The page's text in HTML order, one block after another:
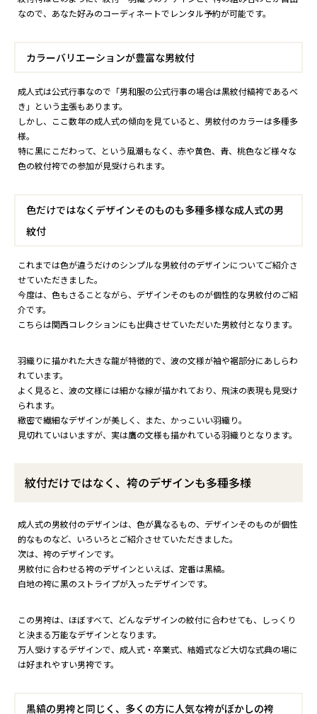
なので、あなた好みのコーディネートでレンタル予約が可能です。
カラーバリエーションが豊富な男紋付
成人式は公式行事なので「男和服の公式行事の場合は黒紋付縞袴であるべ
き」という主張もあります。
しかし、ここ数年の成人式の傾向を見ていると、男紋付のカラーは多種多
様。
特に黒にこだわって、という風潮もなく、赤や黄色、青、桃色など様々な
色の紋付袴での参加が見受けられます。
色だけではなくデザインそのものも多種多様な成人式の男
紋付
これまでは色が違うだけのシンプルな男紋付のデザインについてご紹介さ
せていただきました。
今度は、色もさることながら、デザインそのものが個性的な男紋付のご紹
介です。
こちらは関西コレクションにも出典させていただいた男紋付となります。
羽織りに描かれた大きな龍が特徴的で、波の文様が袖や裾部分にあしらわ
れています。
よく見ると、波の文様には細かな線が描かれており、飛沫の表現も見受け
られます。
緻密で繊細なデザインが美しく、また、かっこいい羽織り。
見切れていはいますが、実は鷹の文様も描かれている羽織りとなります。
紋付だけではなく、袴のデザインも多種多様
成人式の男紋付のデザインは、色が異なるもの、デザインそのものが個性
的なものなど、いろいろとご紹介させていただきました。
次は、袴のデザインです。
男紋付に合わせる袴のデザインといえば、定番は黒縞。
白地の袴に黒のストライプが入ったデザインです。
この男袴は、ほぼすべて、どんなデザインの紋付に合わせても、しっくり
と決まる万能なデザインとなります。
万人受けするデザインで、成人式・卒業式、結婚式など大切な式典の場に
は好まれやすい男袴です。
黒縞の男袴と同じく、多くの方に人気な袴がぼかしの袴